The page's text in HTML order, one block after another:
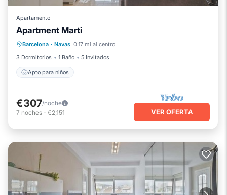
Apartamento
Apartment Marti
Barcelona · Navas 0.17 mi al centro
3 Dormitorios
1 Baño 5 Invitados
Apto para niños
Apto para niños
€307/noche
7 noches - €2,151 VER OFERTA